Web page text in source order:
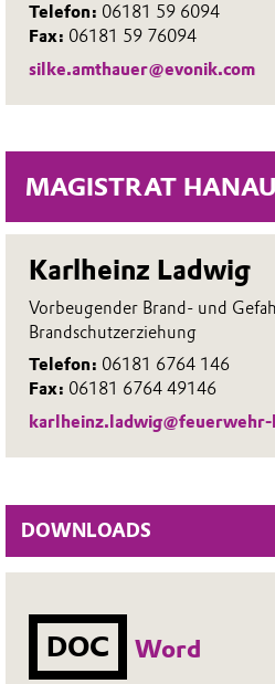
Telefon: 06181 59 6094
Fax: 06181 59 76094
silke.amthauer@evonik.com
MAGISTRAT HANAU
Karlheinz Ladwig
Vorbeugender Brand- und
Brandschutzerziehung
Telefon: 06181 6764 146
Fax: 06181 6764 49146
karlheinz.ladwig@feuerwehr-
DOWNLOADS
DOC Word